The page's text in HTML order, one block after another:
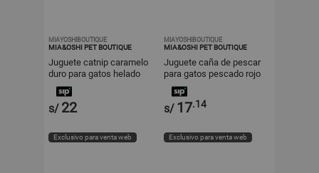
MIAYOSHIBOUTIQUE
MIA&OSHI PET BOUTIQUE
Juguete catnip caramelo
duro para gatos helado
rosa
s/ 22
Exclusivo para venta web
MIAYOSHIBOUTIQUE
MIA&OSHI PET BOUTIQUE
Juguete caña de pescar
para gatos pescado rojo
s/ 17.14
Exclusivo para venta web